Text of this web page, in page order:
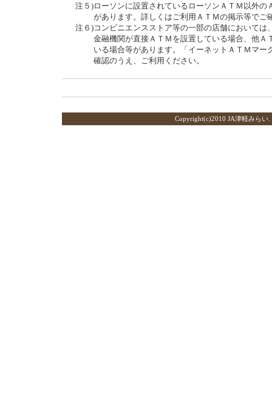
注５)ローソンに設置されているローソンＡＴＭ以外
があります。詳しくはご利用ＡＴＭの掲示等でご
注６)コンビニエンスストア等の一部の店舗において
金融機関が直接ＡＴＭを設置している場合、他Ａ
いる場合等があります。「イーネットＡＴＭマー
確認のうえ、ご利用ください。
Copyright(c)2010 JA津軽みらい